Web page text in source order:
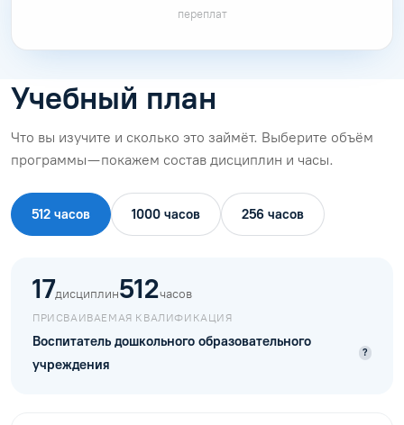
переплат
Учебный план
Что вы изучите и сколько это займёт. Выберите объём
программы — покажем состав дисциплин и часы.
512 часов 1000 часов 256 часов
17дисциплин512часов
ПРИСВАИВАЕМАЯ КВАЛИФИКАЦИЯ
Воспитатель дошкольного образовательного
учреждения
?